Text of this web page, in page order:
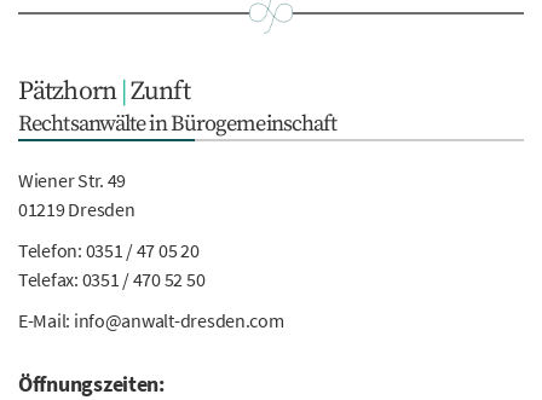
Pätzhorn Zunft
Rechtsanwälte in Bürogemeinschaft
Wiener Str. 49
01219 Dresden
Telefon: 0351 / 47 05 20
Telefax: 0351 / 470 52 50
E-Mail: info@anwalt-dresden.com
Öffnungszeiten: